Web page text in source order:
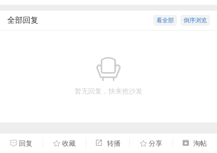
倒序浏览
看全部
全部回复
暂无回复，快来抢沙发
回复 收藏 转播 分享 淘帖